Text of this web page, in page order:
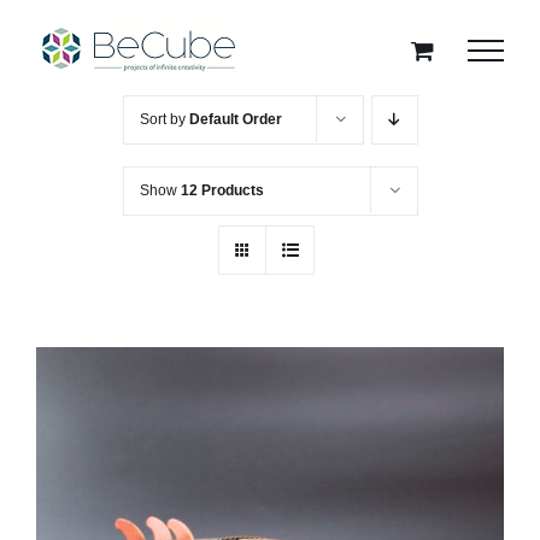
content
Sort by Default Order
Show 12 Products